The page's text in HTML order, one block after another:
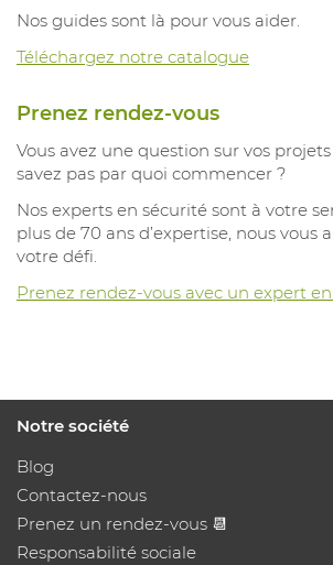
Nos guides sont là pour vous aider.
Téléchargez notre catalogue
Prenez rendez-vous
Vous avez une question sur vos
savez pas par quoi commencer ?
Nos experts en sécurité sont à votre
plus de 70 ans d’expertise, nous vous
votre défi.
Prenez rendez-vous avec un expert
Notre société
Blog
Contactez-nous
Prenez un rendez-vous 📆
Responsabilité sociale